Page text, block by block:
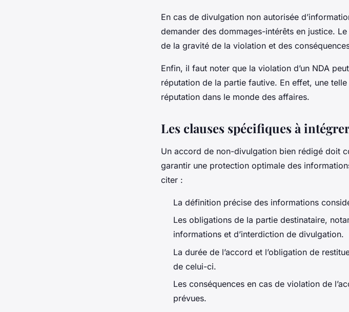
En cas de divulgation non autorisée
demander des dommages-intérêts en justice.
de la gravité de la violation et des
Enfin, il faut noter que la violation d’un NDA
réputation de la partie fautive. En effet, une
réputation dans le monde des affaires.
Les clauses spécifiques à
Un accord de non-divulgation bien rédigé doit
garantir une protection optimale des
citer :
La définition précise des informations
Les obligations de la partie destinataire,
informations et d’interdiction de divulgation.
La durée de l’accord et l’obligation de
de celui-ci.
Les conséquences en cas de violation de
prévues.